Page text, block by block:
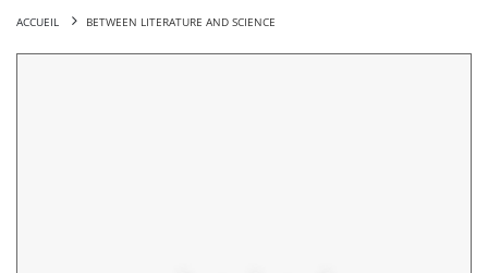
ACCUEIL BETWEEN LITERATURE AND SCIENCE